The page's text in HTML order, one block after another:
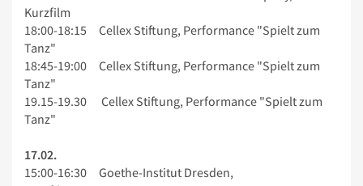
Kurzfilm
18:00-18:15 Cellex Stiftung, Performance "Spielt zum
Tanz"
18:45-19:00 Cellex Stiftung, Performance "Spielt zum
Tanz"
19.15-19.30 Cellex Stiftung, Performance "Spielt zum
Tanz"
17.02.
15:00-16:30 Goethe-Institut Dresden,